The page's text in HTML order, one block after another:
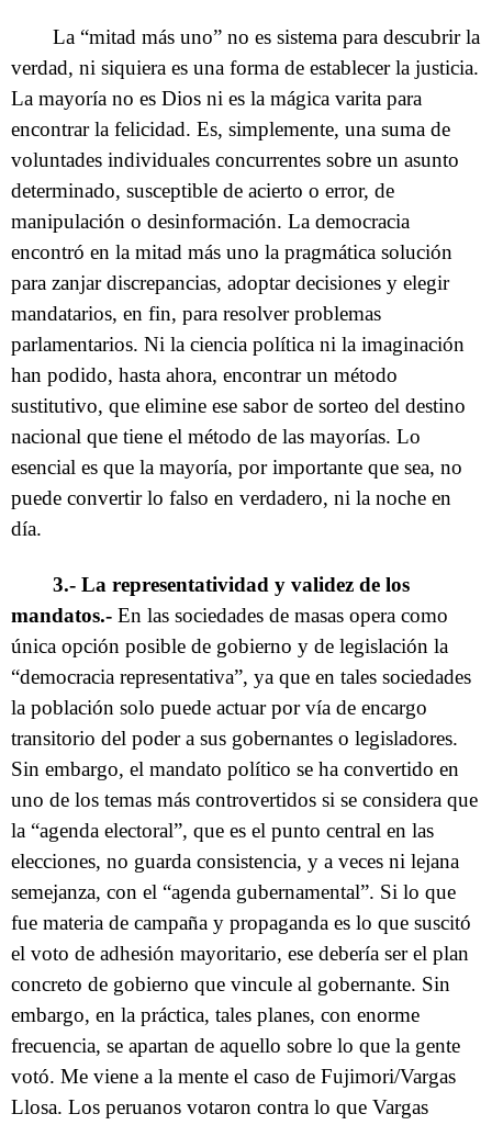
La “mitad más uno” no es sistema para descubrir la
verdad, ni siquiera es una forma de establecer la justicia.
La mayoría no es Dios ni es la mágica varita para
encontrar la felicidad. Es, simplemente, una suma de
voluntades individuales concurrentes sobre un asunto
determinado, susceptible de acierto o error, de
manipulación o desinformación. La democracia
encontró en la mitad más uno la pragmática solución
para zanjar discrepancias, adoptar decisiones y elegir
mandatarios, en fin, para resolver problemas
parlamentarios. Ni la ciencia política ni la imaginación
han podido, hasta ahora, encontrar un método
sustitutivo, que elimine ese sabor de sorteo del destino
nacional que tiene el método de las mayorías. Lo
esencial es que la mayoría, por importante que sea, no
puede convertir lo falso en verdadero, ni la noche en
día.
3.- La representatividad y validez de los
mandatos.- En las sociedades de masas opera como
única opción posible de gobierno y de legislación la
“democracia representativa”, ya que en tales sociedades
la población solo puede actuar por vía de encargo
transitorio del poder a sus gobernantes o legisladores.
Sin embargo, el mandato político se ha convertido en
uno de los temas más controvertidos si se considera que
la “agenda electoral”, que es el punto central en las
elecciones, no guarda consistencia, y a veces ni lejana
semejanza, con el “agenda gubernamental”. Si lo que
fue materia de campaña y propaganda es lo que suscitó
el voto de adhesión mayoritario, ese debería ser el plan
concreto de gobierno que vincule al gobernante. Sin
embargo, en la práctica, tales planes, con enorme
frecuencia, se apartan de aquello sobre lo que la gente
votó. Me viene a la mente el caso de Fujimori/Vargas
Llosa. Los peruanos votaron contra lo que Vargas